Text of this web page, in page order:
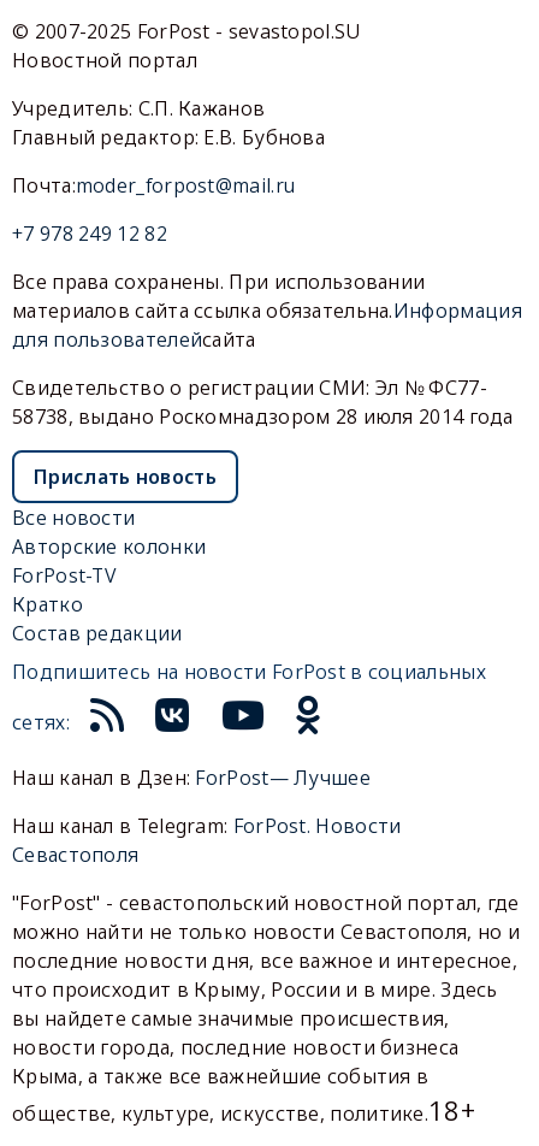
© 2007-2025 ForPost - sevastopol.SU
Новостной портал
Учредитель: С.П. Кажанов
Главный редактор: Е.В. Бубнова
Почта:moder_forpost@mail.ru
+7 978 249 12 82
Все права сохранены. При использовании
материалов сайта ссылка обязательна.Информация
для пользователейсайта
Свидетельство о регистрации СМИ: Эл № ФС77-
58738, выдано Роскомнадзором 28 июля 2014 года
Прислать новость
Все новости
Авторские колонки
ForPost-TV
Кратко
Состав редакции
Подпишитесь на новости ForPost в социальных
сетях:
Наш канал в Дзен: ForPost— Лучшее
Наш канал в Telegram: ForPost. Новости
Севастополя
"ForPost" - севастопольский новостной портал, где
можно найти не только новости Севастополя, но и
последние новости дня, все важное и интересное,
что происходит в Крыму, России и в мире. Здесь
вы найдете самые значимые происшествия,
новости города, последние новости бизнеса
Крыма, а также все важнейшие события в
обществе, культуре, искусстве, политике.18+